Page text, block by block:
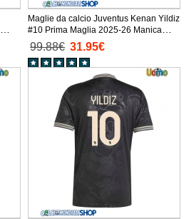
Maglie da calcio Juventus Kenan Yildiz
#10 Prima Maglia 2025-26 Manica
Corta
99.88€ 31.95€